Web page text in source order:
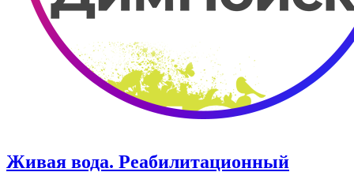
Живая вода. Реабилитационный